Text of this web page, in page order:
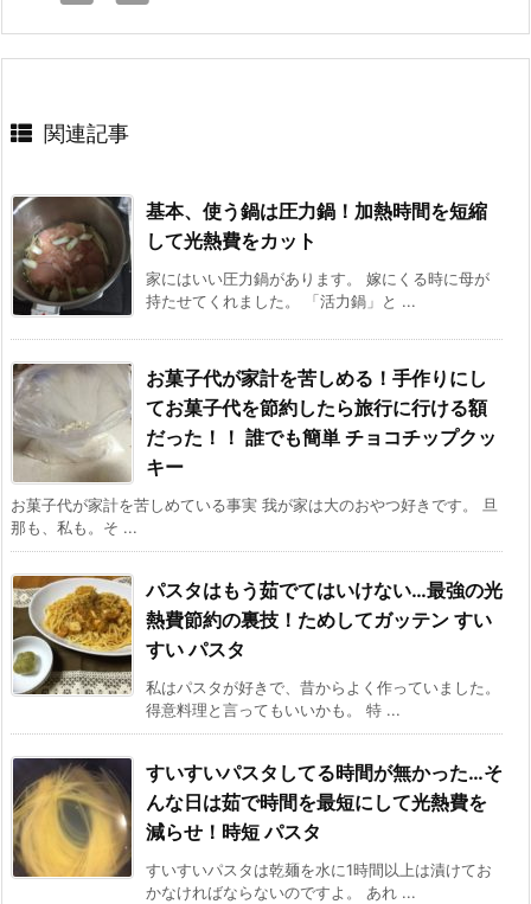
関連記事
基本、使う鍋は圧力鍋！加熱時間を短縮
して光熱費をカット
家にはいい圧力鍋があります。 嫁にくる時に母が
持たせてくれました。 「活力鍋」と ...
お菓子代が家計を苦しめる！手作りにし
てお菓子代を節約したら旅行に行ける額
だった！！ 誰でも簡単 チョコチップクッ
キー
お菓子代が家計を苦しめている事実 我が家は大のおやつ好きです。 旦
那も、私も。そ ...
パスタはもう茹でてはいけない…最強の光
熱費節約の裏技！ためしてガッテン すい
すい パスタ
私はパスタが好きで、昔からよく作っていました。
得意料理と言ってもいいかも。 特 ...
すいすいパスタしてる時間が無かった…そ
んな日は茹で時間を最短にして光熱費を
減らせ！時短 パスタ
すいすいパスタは乾麺を水に1時間以上は漬けてお
かなければならないのですよ。 あれ ...